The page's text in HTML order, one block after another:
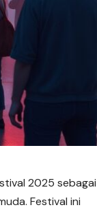
2025 sebagai
Festival ini